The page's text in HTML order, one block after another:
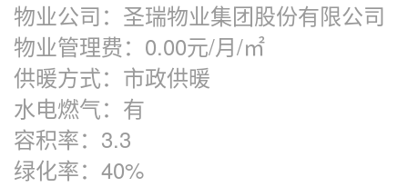
物业公司： 圣瑞物业集团股份有限公司
物业管理费： 0.00元/月/㎡
供暖方式： 市政供暖
水电燃气： 有
容积率： 3.3
绿化率： 40%